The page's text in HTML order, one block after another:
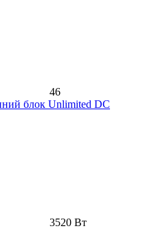
46
блок Unlimited DC
3520 Вт